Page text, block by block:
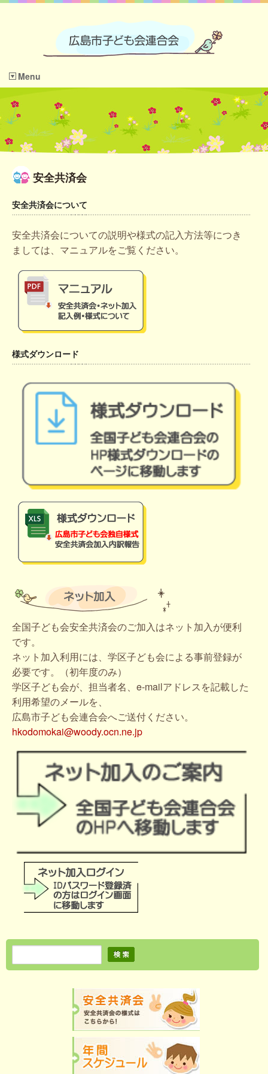
Menu
安全共済会
安全共済会について
安全共済会についての説明や様式の記入方法等につき
ましては、マニュアルをご覧ください。
様式ダウンロード
全国子ども会安全共済会のご加入はネット加入が便利
です。
ネット加入利用には、学区子ども会による事前登録が
必要です。（初年度のみ）
学区子ども会が、担当者名、e-mailアドレスを記載した
利用希望のメールを、
広島市子ども会連合会へご送付ください。
hkodomokai@woody.ocn.ne.jp